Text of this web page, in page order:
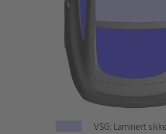
VSG: Laminert